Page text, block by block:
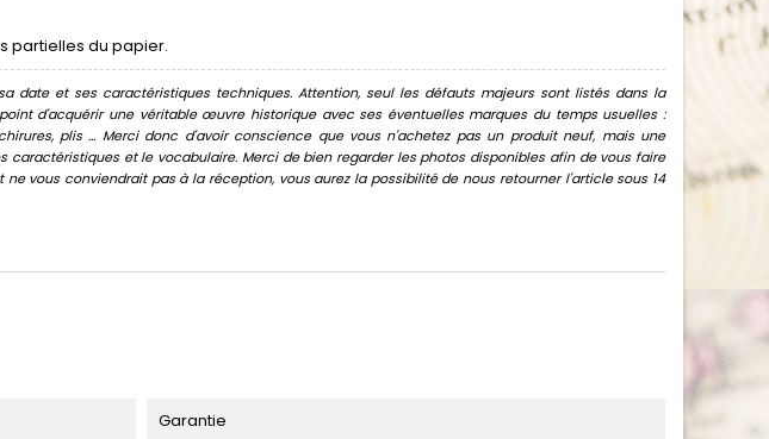
partielles du papier.
date et ses caractéristiques techniques. Attention, seul les défauts majeurs sont listés dans la
d'acquérir une véritable œuvre historique avec ses éventuelles marques du temps usuelles :
plis ... Merci donc d'avoir conscience que vous n'achetez pas un produit neuf, mais une
caractéristiques et le vocabulaire. Merci de bien regarder les photos disponibles afin de vous faire
vous conviendrait pas à la réception, vous aurez la possibilité de nous retourner l'article sous 14
Garantie